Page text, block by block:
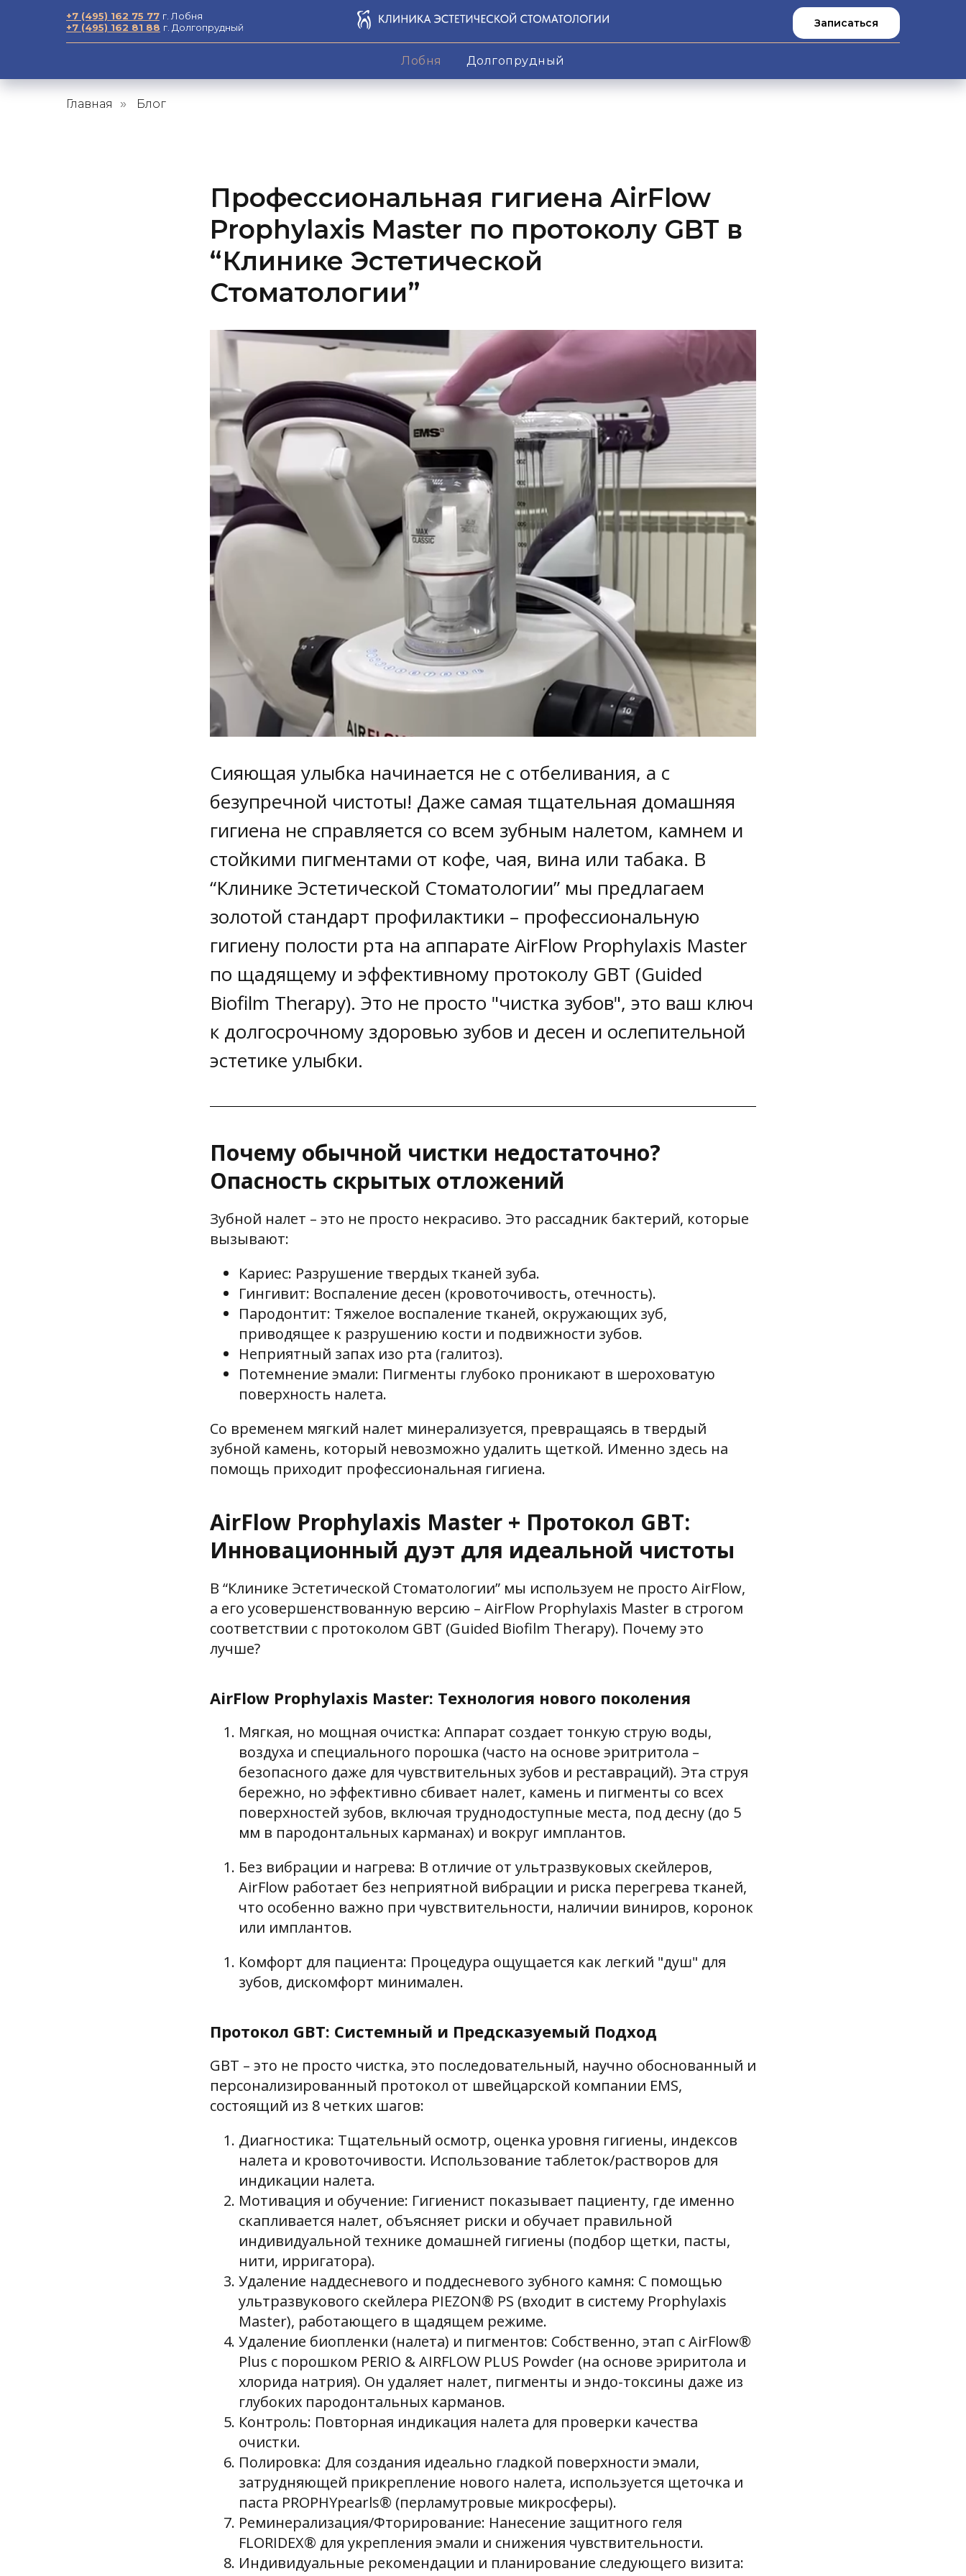
+7 (495) 162 75 77 г. Лобня
+7 (495) 162 81 88 г. Долгопрудный Записаться
Лобня Долгопрудный
Главная » Блог
Профессиональная гигиена AirFlow
Prophylaxis Master по протоколу GBT в
“Клинике Эстетической
Стоматологии”
Сияющая улыбка начинается не с отбеливания, а с
безупречной чистоты! Даже самая тщательная домашняя
гигиена не справляется со всем зубным налетом, камнем и
стойкими пигментами от кофе, чая, вина или табака. В
“Клинике Эстетической Стоматологии” мы предлагаем
золотой стандарт профилактики – профессиональную
гигиену полости рта на аппарате AirFlow Prophylaxis Master
по щадящему и эффективному протоколу GBT (Guided
Biofilm Therapy). Это не просто "чистка зубов", это ваш ключ
к долгосрочному здоровью зубов и десен и ослепительной
эстетике улыбки.
Почему обычной чистки недостаточно?
Опасность скрытых отложений
Зубной налет – это не просто некрасиво. Это рассадник бактерий, которые
вызывают:
Кариес: Разрушение твердых тканей зуба.
Гингивит: Воспаление десен (кровоточивость, отечность).
Пародонтит: Тяжелое воспаление тканей, окружающих зуб,
приводящее к разрушению кости и подвижности зубов.
Неприятный запах изо рта (галитоз).
Потемнение эмали: Пигменты глубоко проникают в шероховатую
поверхность налета.
Со временем мягкий налет минерализуется, превращаясь в твердый
зубной камень, который невозможно удалить щеткой. Именно здесь на
помощь приходит профессиональная гигиена.
AirFlow Prophylaxis Master + Протокол GBT:
Инновационный дуэт для идеальной чистоты
В “Клинике Эстетической Стоматологии” мы используем не просто AirFlow,
а его усовершенствованную версию – AirFlow Prophylaxis Master в строгом
соответствии с протоколом GBT (Guided Biofilm Therapy). Почему это
лучше?
AirFlow Prophylaxis Master: Технология нового поколения
Мягкая, но мощная очистка: Аппарат создает тонкую струю воды,
воздуха и специального порошка (часто на основе эритритола –
безопасного даже для чувствительных зубов и реставраций). Эта струя
бережно, но эффективно сбивает налет, камень и пигменты со всех
поверхностей зубов, включая труднодоступные места, под десну (до 5
мм в пародонтальных карманах) и вокруг имплантов.
Без вибрации и нагрева: В отличие от ультразвуковых скейлеров,
AirFlow работает без неприятной вибрации и риска перегрева тканей,
что особенно важно при чувствительности, наличии виниров, коронок
или имплантов.
Комфорт для пациента: Процедура ощущается как легкий "душ" для
зубов, дискомфорт минимален.
Протокол GBT: Системный и Предсказуемый Подход
GBT – это не просто чистка, это последовательный, научно обоснованный и
персонализированный протокол от швейцарской компании EMS,
состоящий из 8 четких шагов:
Диагностика: Тщательный осмотр, оценка уровня гигиены, индексов
налета и кровоточивости. Использование таблеток/растворов для
индикации налета.
Мотивация и обучение: Гигиенист показывает пациенту, где именно
скапливается налет, объясняет риски и обучает правильной
индивидуальной технике домашней гигиены (подбор щетки, пасты,
нити, ирригатора).
Удаление наддесневого и поддесневого зубного камня: С помощью
ультразвукового скейлера PIEZON® PS (входит в систему Prophylaxis
Master), работающего в щадящем режиме.
Удаление биопленки (налета) и пигментов: Собственно, этап с AirFlow®
Plus с порошком PERIO & AIRFLOW PLUS Powder (на основе эриритола и
хлорида натрия). Он удаляет налет, пигменты и эндо-токсины даже из
глубоких пародонтальных карманов.
Контроль: Повторная индикация налета для проверки качества
очистки.
Полировка: Для создания идеально гладкой поверхности эмали,
затрудняющей прикрепление нового налета, используется щеточка и
паста PROPHYpearls® (перламутровые микросферы).
Реминерализация/Фторирование: Нанесение защитного геля
FLORIDEX® для укрепления эмали и снижения чувствительности.
Индивидуальные рекомендации и планирование следующего визита: